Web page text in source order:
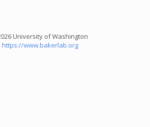
University of Washington
https://www.bakerlab.org